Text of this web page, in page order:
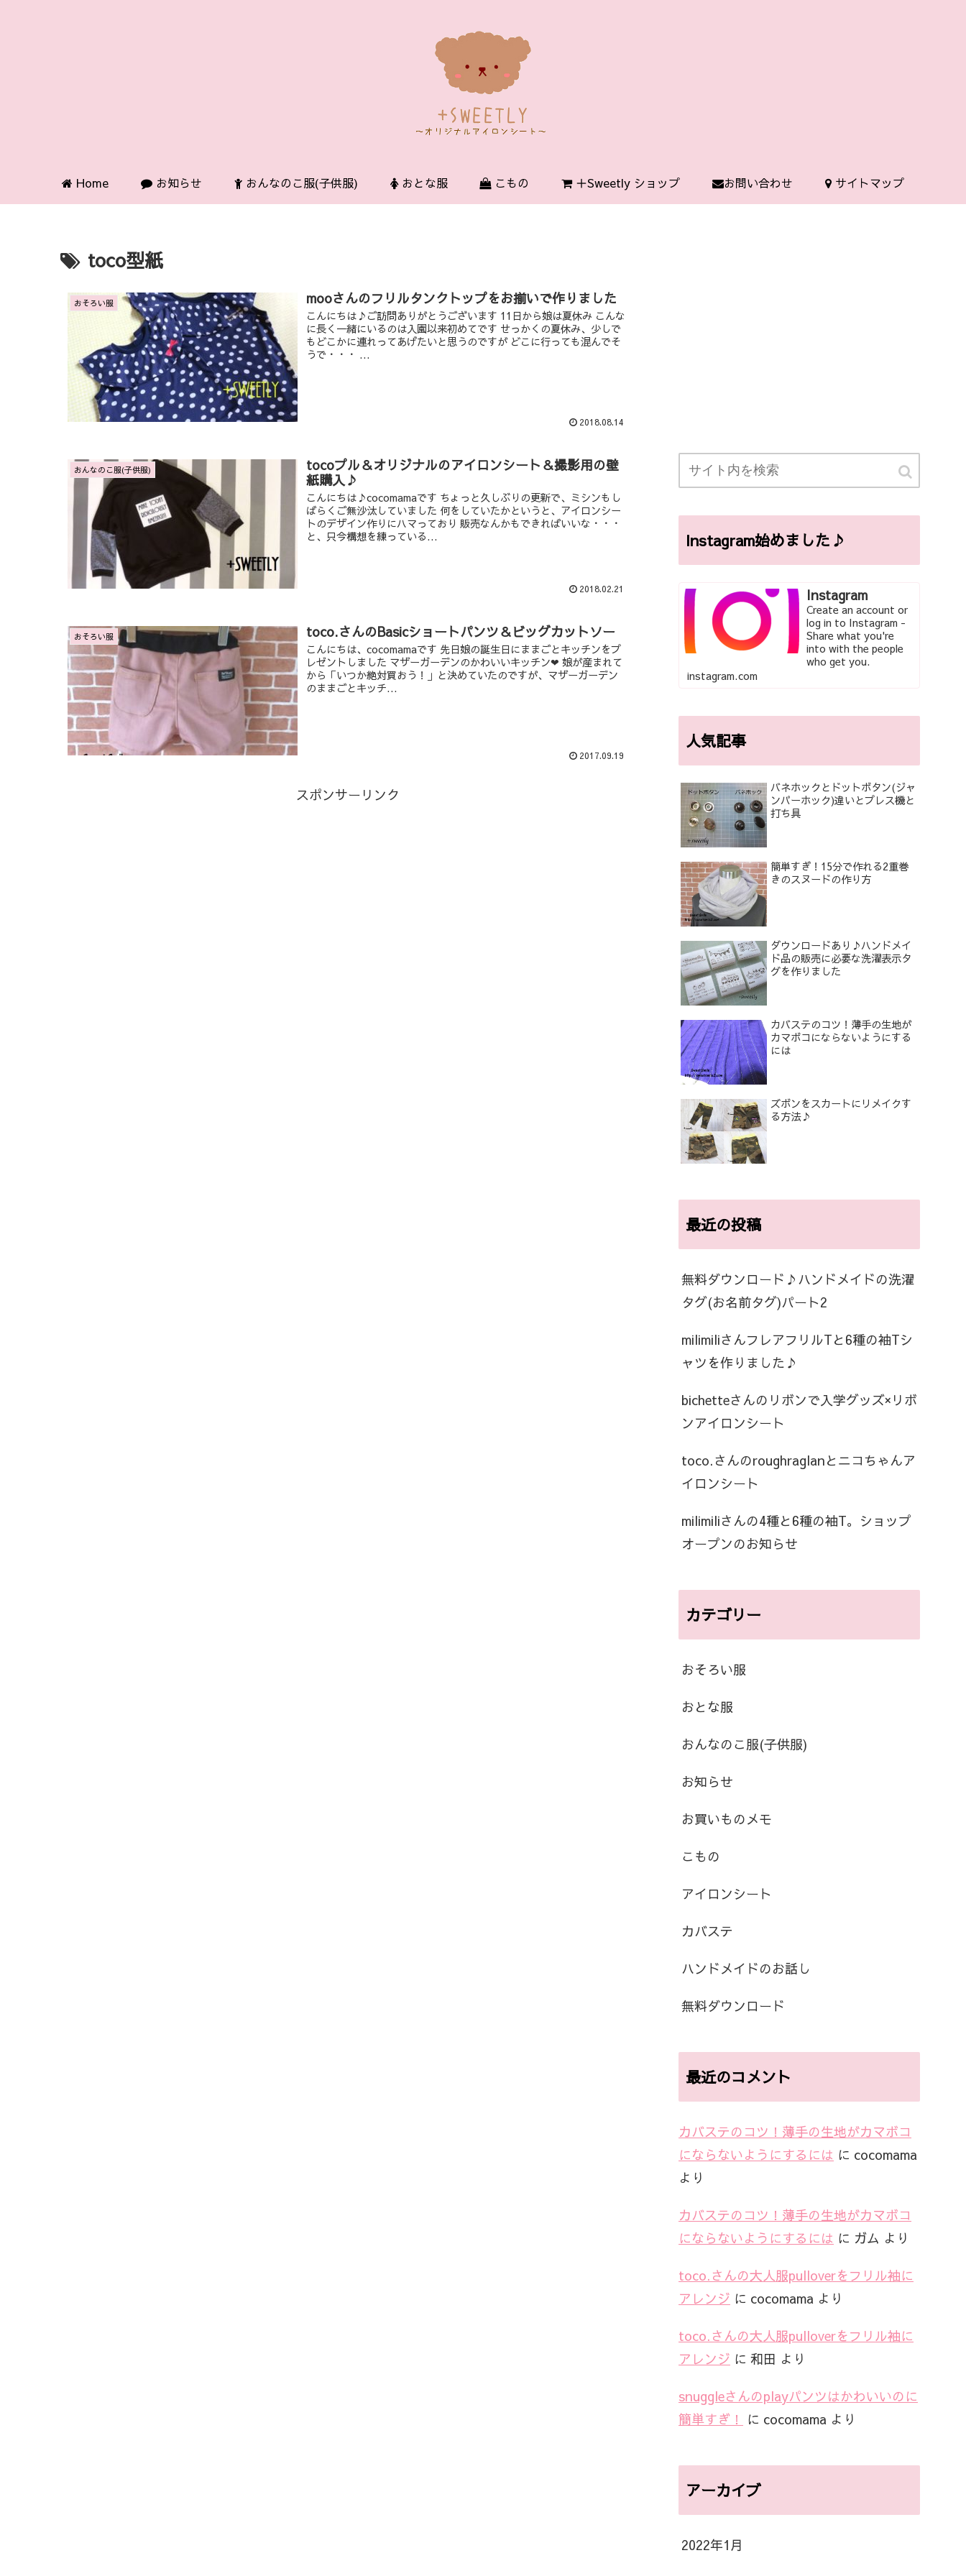
Home お知らせ おんなのこ服(子供服) おとな服 こもの ＋Sweetly ショップ お問い合わせ サイトマップ
toco型紙
おそろい服 mooさんのフリルタンクトップをお揃いで作りました
こんにちは♪ご訪問ありがとうございます 11日から娘は夏休み こんな
に長く一緒にいるのは入園以来初めてです せっかくの夏休み、少しで
もどこかに連れってあげたいと思うのですが どこに行っても混んでそ
うで・・・ ...
2018.08.14
おんなのこ服(子供服)
tocoプル＆オリジナルのアイロンシート＆撮影用の壁
紙購入♪
こんにちは♪cocomamaです ちょっと久しぶりの更新で、ミシンもし
ばらくご無沙汰していました 何をしていたかというと、アイロンシー
トのデザイン作りにハマっており 販売なんかもできればいいな・・・
と、只今構想を練っている...
2018.02.21
おそろい服 toco.さんのBasicショートパンツ＆ビッグカットソー
こんにちは、cocomamaです 先日娘の誕生日にままごとキッチンをプ
レゼントしました マザーガーデンのかわいいキッチン❤ 娘が産まれて
から「いつか絶対買おう！」と決めていたのですが、マザーガーデン
のままごとキッチ...
2017.09.19
スポンサーリンク
Instagram始めました♪
Instagram
Create an account or
log in to Instagram -
Share what you're
into with the people
who get you.
instagram.com
人気記事
バネホックとドットボタン(ジャ
ンパーホック)違いとプレス機と
打ち具
簡単すぎ！15分で作れる2重巻
きのスヌードの作り方
ダウンロードあり♪ハンドメイ
ド品の販売に必要な洗濯表示タ
グを作りました
カバステのコツ！薄手の生地が
カマボコにならないようにする
には
ズボンをスカートにリメイクす
る方法♪
最近の投稿
無料ダウンロード♪ハンドメイドの洗濯
タグ(お名前タグ)パート2
milimiliさんフレアフリルTと6種の袖Tシ
ャツを作りました♪
bichetteさんのリボンで入学グッズ×リボ
ンアイロンシート
toco.さんのroughraglanとニコちゃんア
イロンシート
milimiliさんの4種と6種の袖T。ショップ
オープンのお知らせ
カテゴリー
おそろい服
おとな服
おんなのこ服(子供服)
お知らせ
お買いものメモ
こもの
アイロンシート
カバステ
ハンドメイドのお話し
無料ダウンロード
最近のコメント
カバステのコツ！薄手の生地がカマボコ
にならないようにするには に cocomama
より
カバステのコツ！薄手の生地がカマボコ
にならないようにするには に ガム より
toco.さんの大人服pulloverをフリル袖に
アレンジ に cocomama より
toco.さんの大人服pulloverをフリル袖に
アレンジ に 和田 より
snuggleさんのplayパンツはかわいいのに
簡単すぎ！ に cocomama より
アーカイブ
2022年1月